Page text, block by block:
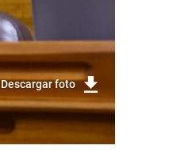
Descargar foto